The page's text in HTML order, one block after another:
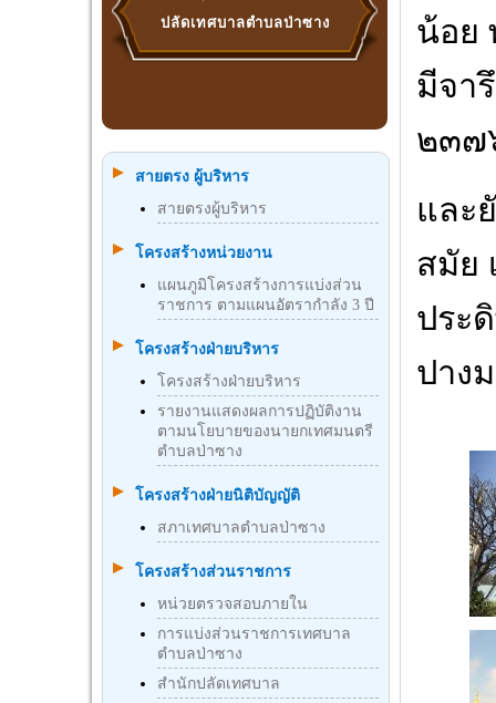
ปลัดเทศบาลตำบลป่าซาง
สายตรง ผู้บริหาร
สายตรงผู้บริหาร
โครงสร้างหน่วยงาน
แผนภูมิโครงสร้างการแบ่งส่วน
ราชการ ตามแผนอัตรากำลัง 3 ปี
โครงสร้างฝ่ายบริหาร
โครงสร้างฝ่ายบริหาร
รายงานแสดงผลการปฏิบัติงาน
ตามนโยบายของนายกเทศมนตรี
ตำบลป่าซาง
โครงสร้างฝ่ายนิติบัญญัติ
สภาเทศบาลตำบลป่าซาง
โครงสร้างส่วนราชการ
หน่วยตรวจสอบภายใน
การแบ่งส่วนราชการเทศบาล
ตำบลป่าซาง
สำนักปลัดเทศบาล
น้อย
มีจา
๒๓๗
และ
สมัย
ประ
ปาง